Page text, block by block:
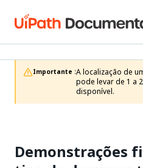
Importante :A localização de
pode levar de 1 a
disponível.
Demonstrações